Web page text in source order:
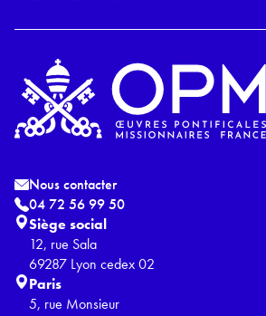
Nous contacter
04 72 56 99 50
Siège social
12, rue Sala
69287 Lyon cedex 02
Paris
5, rue Monsieur